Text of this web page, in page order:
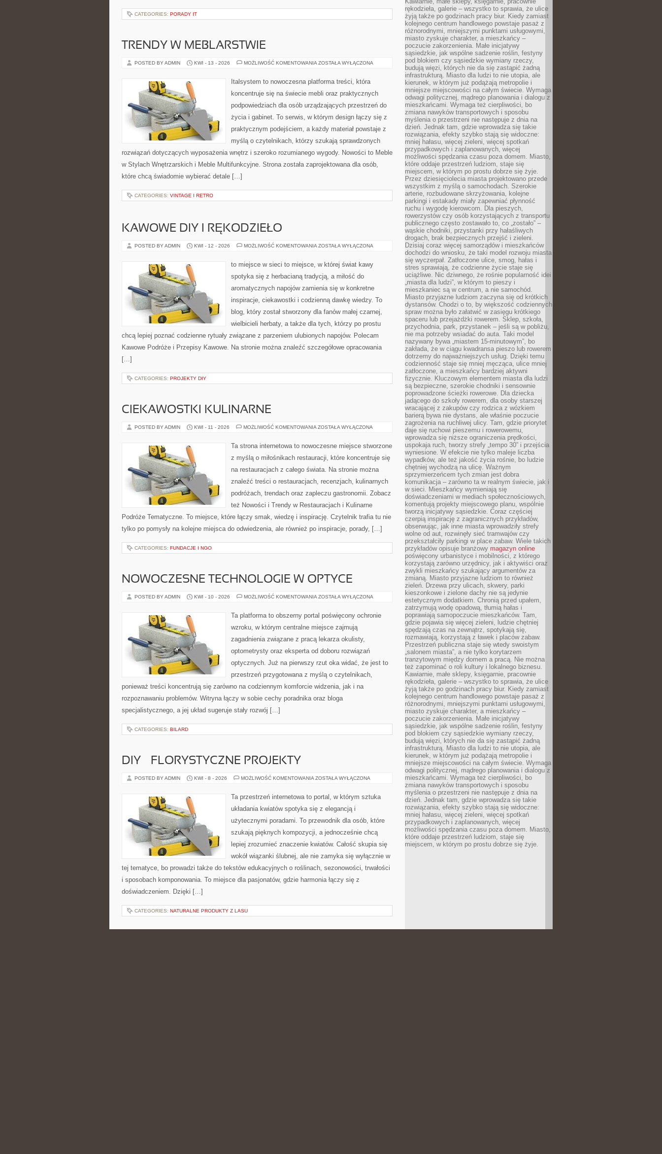
CATEGORIES: PORADY IT
TRENDY W MEBLARSTWIE
POSTED BY ADMIN KWI - 13 - 2026 MOŻLIWOŚĆ KOMENTOWANIA TRENDY
ZOSTAŁA WYŁĄCZONA
Italsystem to nowoczesna platforma treści, która
koncentruje się na świecie mebli oraz praktycznych
podpowiedziach dla osób urządzających przestrzeń do
życia i gabinet. To serwis, w którym design łączy się z
praktycznym podejściem, a każdy materiał powstaje z
myślą o czytelnikach, którzy szukają sprawdzonych
rozwiązań dotyczących wyposażenia wnętrz i szeroko rozumianego wygody. Nowości to Meble
w Stylach Wnętrzarskich i Meble Multifunkcyjne. Strona została zaprojektowana dla osób,
które chcą świadomie wybierać detale […]
CATEGORIES: VINTAGE I RETRO
KAWOWE DIY I RĘKODZIEŁO
POSTED BY ADMIN KWI - 12 - 2026 MOŻLIWOŚĆ KOMENTOWANIA KAWOWE
RĘKODZIEŁO
ZOSTAŁA WYŁĄCZONA
to miejsce w sieci to miejsce, w której świat kawy
spotyka się z herbacianą tradycją, a miłość do
aromatycznych napojów zamienia się w konkretne
inspiracje, ciekawostki i codzienną dawkę wiedzy. To
blog, który został stworzony dla fanów małej czarnej,
wielbicieli herbaty, a także dla tych, którzy po prostu
chcą lepiej poznać codzienne rytuały związane z parzeniem ulubionych napojów. Polecam
Kawowe Podróże i Przepisy Kawowe. Na stronie można znaleźć szczegółowe opracowania
[…]
CATEGORIES: PROJEKTY DIY
CIEKAWOSTKI KULINARNE
POSTED BY ADMIN KWI - 11 - 2026 MOŻLIWOŚĆ KOMENTOWANIA CIEKAWOSTKI
ZOSTAŁA WYŁĄCZONA
Ta strona internetowa to nowoczesne miejsce stworzone
z myślą o miłośnikach restauracji, które koncentruje się
na restauracjach z całego świata. Na stronie można
znaleźć treści o restauracjach, recenzjach, kulinarnych
podróżach, trendach oraz zapleczu gastronomii. Zobacz
też Nowości i Trendy w Restauracjach i Kulinarne
Podróże Tematyczne. To miejsce, które łączy smak, wiedzę i inspirację. Czytelnik trafia tu nie
tylko po pomysły na kolejne miejsca do odwiedzenia, ale również po inspiracje, porady, […]
CATEGORIES: FUNDACJE I NGO
NOWOCZESNE TECHNOLOGIE W OPTYCE
POSTED BY ADMIN KWI - 10 - 2026 MOŻLIWOŚĆ KOMENTOWANIA NOWOCZESNE
OPTYCE
ZOSTAŁA WYŁĄCZONA
Ta platforma to obszerny portal poświęcony ochronie
wzroku, w którym centralne miejsce zajmują
zagadnienia związane z pracą lekarza okulisty,
optometrysty oraz eksperta od doboru rozwiązań
optycznych. Już na pierwszy rzut oka widać, że jest to
przestrzeń przygotowana z myślą o czytelnikach,
ponieważ treści koncentrują się zarówno na codziennym komforcie widzenia, jak i na
rozpoznawaniu problemów. Witryna łączy w sobie cechy poradnika oraz bloga
specjalistycznego, a jej układ sugeruje stały rozwój […]
CATEGORIES: BILARD
DIY – FLORYSTYCZNE PROJEKTY
POSTED BY ADMIN KWI - 8 - 2026 MOŻLIWOŚĆ KOMENTOWANIA DIY
PROJEKTY
ZOSTAŁA WYŁĄCZONA
Ta przestrzeń internetowa to portal, w którym sztuka
układania kwiatów spotyka się z elegancją i
użytecznymi poradami. To przewodnik dla osób, które
szukają pięknych kompozycji, a jednocześnie chcą
lepiej zrozumieć znaczenie kwiatów. Całość skupia się
wokół wiązanki ślubnej, ale nie zamyka się wyłącznie w
tej tematyce, bo prowadzi także do tekstów edukacyjnych o roślinach, sezonowości, trwałości
i sposobach komponowania. To miejsce dla pasjonatów, gdzie harmonia łączy się z
doświadczeniem. Dzięki […]
CATEGORIES: NATURALNE PRODUKTY Z LASU
rękodzieła, galerie – wszystko to sprawia, że ulice
żyją także po godzinach pracy biur. Kiedy zamiast
kolejnego centrum handlowego powstaje pasaż z
różnorodnymi, mniejszymi punktami usługowymi,
miasto zyskuje charakter, a mieszkańcy –
poczucie zakorzenienia. Małe inicjatywy
sąsiedzkie, jak wspólne sadzenie roślin, festyny
pod blokiem czy sąsiedzkie wymiany rzeczy,
budują więzi, których nie da się zastąpić żadną
infrastrukturą. Miasto dla ludzi to nie utopia, ale
kierunek, w którym już podążają metropolie i
mniejsze miejscowości na całym świecie. Wymaga
odwagi politycznej, mądrego planowania i dialogu z
mieszkańcami. Wymaga też cierpliwości, bo
zmiana nawyków transportowych i sposobu
myślenia o przestrzeni nie następuje z dnia na
dzień. Jednak tam, gdzie wprowadza się takie
rozwiązania, efekty szybko stają się widoczne:
mniej hałasu, więcej zieleni, więcej spotkań
przypadkowych i zaplanowanych, więcej
możliwości spędzania czasu poza domem. Miasto,
które oddaje przestrzeń ludziom, staje się
miejscem, w którym po prostu dobrze się żyje.
Przez dziesięciolecia miasta projektowano przede
wszystkim z myślą o samochodach. Szerokie
arterie, rozbudowane skrzyżowania, kolejne
parkingi i estakady miały zapewniać płynność
ruchu i wygodę kierowcom. Dla pieszych,
rowerzystów czy osób korzystających z transportu
publicznego często zostawało to, co „zostało” –
wąskie chodniki, przystanki przy hałaśliwych
drogach, brak bezpiecznych przejść i zieleni.
Dzisiaj coraz więcej samorządów i mieszkańców
dochodzi do wniosku, że taki model rozwoju miasta
się wyczerpał. Zatłoczone ulice, smog, hałas i
stres sprawiają, że codzienne życie staje się
uciążliwe. Nic dziwnego, że rośnie popularność idei
„miasta dla ludzi”, w którym to pieszy i
mieszkaniec są w centrum, a nie samochód.
Miasto przyjazne ludziom zaczyna się od krótkich
dystansów. Chodzi o to, by większość codziennych
spraw można było załatwić w zasięgu krótkiego
spaceru lub przejażdżki rowerem. Sklep, szkoła,
przychodnia, park, przystanek – jeśli są w pobliżu,
nie ma potrzeby wsiadać do auta. Taki model
nazywany bywa „miastem 15-minutowym”, bo
zakłada, że w ciągu kwadransa pieszo lub rowerem
dotrzemy do najważniejszych usług. Dzięki temu
codzienność staje się mniej męcząca, ulice mniej
zatłoczone, a mieszkańcy bardziej aktywni
fizycznie. Kluczowym elementem miasta dla ludzi
są bezpieczne, szerokie chodniki i sensownie
poprowadzone ścieżki rowerowe. Dla dziecka
jadącego do szkoły rowerem, dla osoby starszej
wracającej z zakupów czy rodzica z wózkiem
barierą bywa nie dystans, ale właśnie poczucie
zagrożenia na ruchliwej ulicy. Tam, gdzie priorytet
daje się ruchowi pieszemu i rowerowemu,
wprowadza się niższe ograniczenia prędkości,
uspokaja ruch, tworzy strefy „tempo 30” i przejścia
wyniesione. W efekcie nie tylko maleje liczba
wypadków, ale też jakość życia rośnie, bo ludzie
chętniej wychodzą na ulicę. Ważnym
sprzymierzeńcem tych zmian jest dobra
komunikacja – zarówno ta w realnym świecie, jak i
w sieci. Mieszkańcy wymieniają się
doświadczeniami w mediach społecznościowych,
komentują projekty miejscowego planu, wspólnie
tworzą inicjatywy sąsiedzkie. Coraz częściej
czerpią inspirację z zagranicznych przykładów,
obserwując, jak inne miasta wprowadziły strefy
wolne od aut, rozwinęły sieć tramwajów czy
przekształciły parkingi w place zabaw. Wiele takich
przykładów opisuje branżowy magazyn online
poświęcony urbanistyce i mobilności, z którego
korzystają zarówno urzędnicy, jak i aktywiści oraz
zwykli mieszkańcy szukający argumentów za
zmianą. Miasto przyjazne ludziom to również
zieleń. Drzewa przy ulicach, skwery, parki
kieszonkowe i zielone dachy nie są jedynie
estetycznym dodatkiem. Chronią przed upałem,
zatrzymują wodę opadową, tłumią hałas i
poprawiają samopoczucie mieszkańców. Tam,
gdzie pojawia się więcej zieleni, ludzie chętniej
spędzają czas na zewnątrz, spotykają się,
rozmawiają, korzystają z ławek i placów zabaw.
Przestrzeń publiczna staje się wtedy swoistym
„salonem miasta”, a nie tylko korytarzem
tranzytowym między domem a pracą. Nie można
też zapominać o roli kultury i lokalnego biznesu.
Kawiarnie, małe sklepy, księgarnie, pracownie
rękodzieła, galerie – wszystko to sprawia, że ulice
żyją także po godzinach pracy biur. Kiedy zamiast
kolejnego centrum handlowego powstaje pasaż z
różnorodnymi, mniejszymi punktami usługowymi,
miasto zyskuje charakter, a mieszkańcy –
poczucie zakorzenienia. Małe inicjatywy
sąsiedzkie, jak wspólne sadzenie roślin, festyny
pod blokiem czy sąsiedzkie wymiany rzeczy,
budują więzi, których nie da się zastąpić żadną
infrastrukturą. Miasto dla ludzi to nie utopia, ale
kierunek, w którym już podążają metropolie i
mniejsze miejscowości na całym świecie. Wymaga
odwagi politycznej, mądrego planowania i dialogu z
mieszkańcami. Wymaga też cierpliwości, bo
zmiana nawyków transportowych i sposobu
myślenia o przestrzeni nie następuje z dnia na
dzień. Jednak tam, gdzie wprowadza się takie
rozwiązania, efekty szybko stają się widoczne:
mniej hałasu, więcej zieleni, więcej spotkań
przypadkowych i zaplanowanych, więcej
możliwości spędzania czasu poza domem. Miasto,
które oddaje przestrzeń ludziom, staje się
miejscem, w którym po prostu dobrze się żyje.